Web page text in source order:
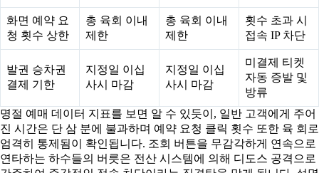
화면 예약 요
청 횟수 상한
총 육회 이내
제한
총 육회 이내
제한
횟수 초과 시
접속 IP 차단
발권 승차권
결제 기한
지정일 이십
사시 마감
지정일 이십
사시 마감
미결제 티켓
자동 증발 및
방류
명절 예매 데이터 지표를 보면 알 수 있듯이, 일반 고객에게 주어
진 시간은 단 삼 분에 불과하며 예약 요청 클릭 횟수 또한 육 회로
엄격히 통제됨이 확인됩니다. 조회 버튼을 무감각하게 연속으로
연타하는 하수들의 버릇은 전산 시스템에 의해 디도스 공격으로